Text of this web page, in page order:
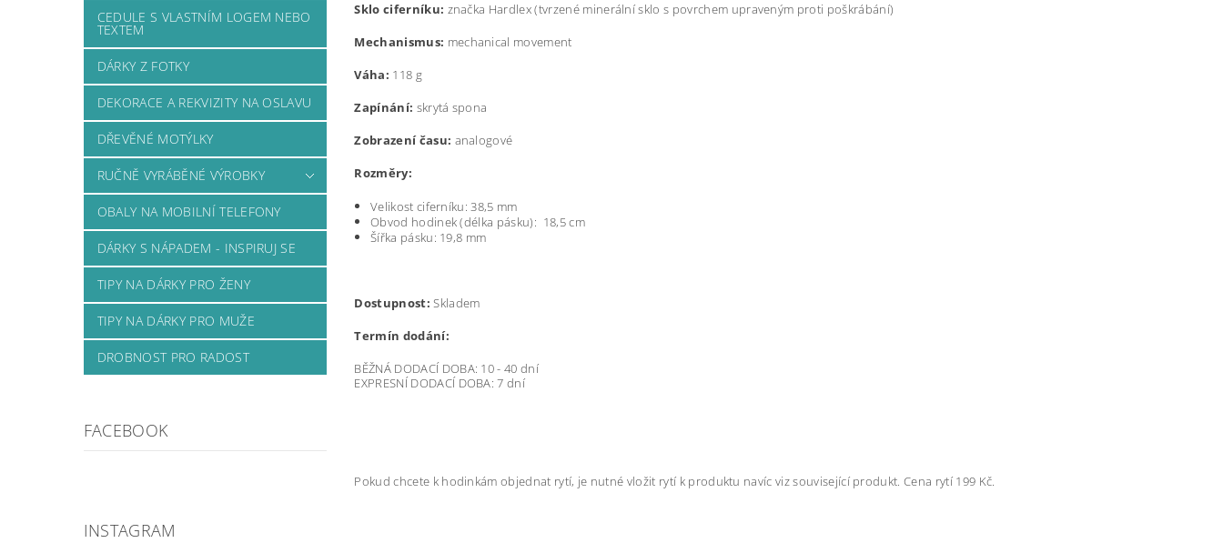
CEDULE S VLASTNÍM LOGEM NEBO
TEXTEM
DÁRKY Z FOTKY
DEKORACE A REKVIZITY NA OSLAVU
DŘEVĚNÉ MOTÝLKY
RUČNĚ VYRÁBĚNÉ VÝROBKY
OBALY NA MOBILNÍ TELEFONY
DÁRKY S NÁPADEM - INSPIRUJ SE
TIPY NA DÁRKY PRO ŽENY
TIPY NA DÁRKY PRO MUŽE
DROBNOST PRO RADOST
FACEBOOK
INSTAGRAM
Sklo ciferníku: značka Hardlex (tvrzené minerální sklo s povrchem upraveným proti poškrábání)
Mechanismus: mechanical movement
Váha: 118 g
Zapínání: skrytá spona
Zobrazení času: analogové
Rozměry:
Velikost ciferníku: 38,5 mm
Obvod hodinek (délka pásku): 18,5 cm
Šířka pásku: 19,8 mm
Dostupnost: Skladem
Termín dodání:
BĚŽNÁ DODACÍ DOBA: 10 - 40 dní
EXPRESNÍ DODACÍ DOBA: 7 dní
Pokud chcete k hodinkám objednat rytí, je nutné vložit rytí k produktu navíc viz související produkt. Cena rytí 199 Kč.